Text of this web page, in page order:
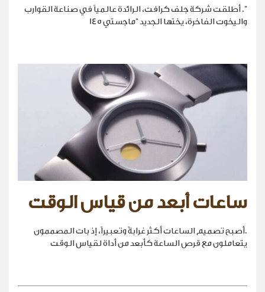
". أطلقت شركة جلف كرافت، الرائدة عالمياً في صناعة القوارب
واليخوت الفاخرة، يختها الجديد "ماجستي 145
ساعات أبعد من قياس الوقت
.أصبح تصميم الساعات أكثر غرابةً وتعبيراً، إذ بات المصممون
يتعاملون مع قرص الساعة كأبعد من أداة لقياس الوقت